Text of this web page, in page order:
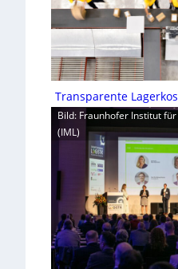
Transparente
Bild: Fraunhofer Institut
(IML)